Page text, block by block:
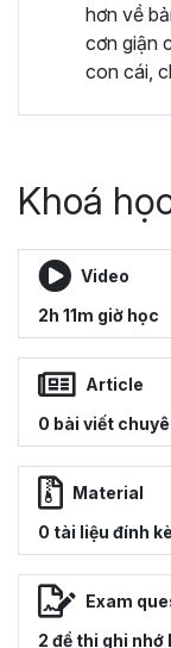
hơn về
cơn giận
con cái,
Khoá
Video
2h 11m giờ học
Article
0 bài viết
Material
0 tài liệu đính
Exam
2 đề thi ghi nhớ